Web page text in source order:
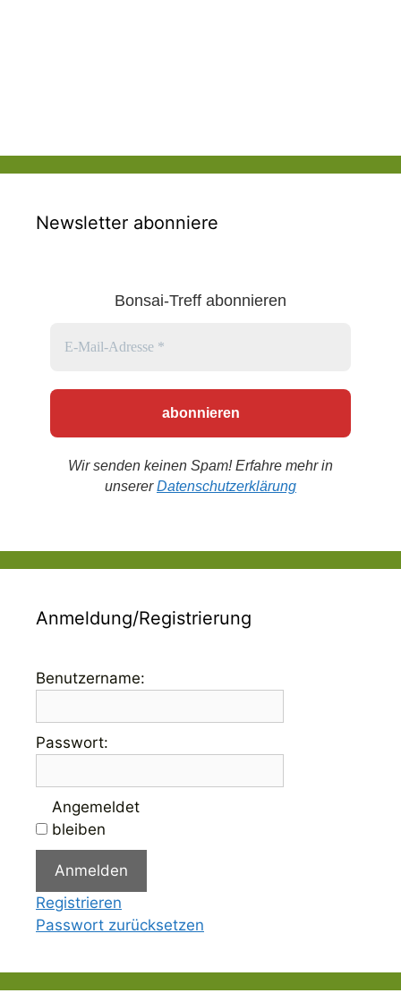
Newsletter abonniere
Bonsai-Treff abonnieren
Wir senden keinen Spam! Erfahre mehr in
unsererDatenschutzerklärung
Anmeldung/Registrierung
Benutzername:
Passwort:
Angemeldet
bleiben
Anmelden
Registrieren
Passwort zurücksetzen